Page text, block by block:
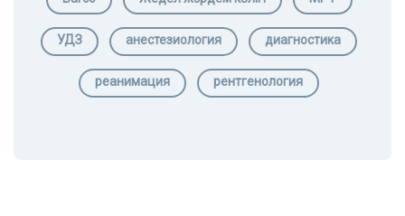
УДЗ анестезиология диагностика
реанимация рентгенология